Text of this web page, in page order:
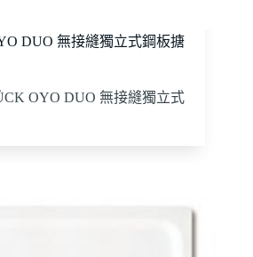
DUO 無接縫獨立式鋼板搪
OYO DUO 無接縫獨立式